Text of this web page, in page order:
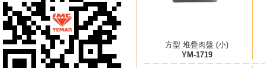
方型 堆疊肉盤 (小)
YM-1719